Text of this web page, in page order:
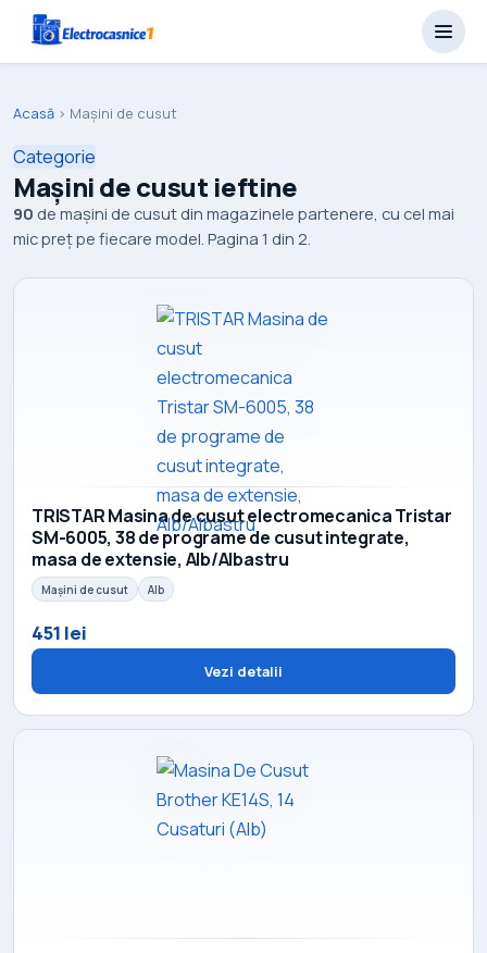
Acasă › Mașini de cusut
Categorie
Mașini de cusut ieftine
90 de mașini de cusut din magazinele partenere, cu cel mai
mic preț pe fiecare model. Pagina 1 din 2.
TRISTAR Masina de cusut electromecanica Tristar
SM-6005, 38 de programe de cusut integrate,
masa de extensie, Alb/Albastru
Mașini de cusut Alb
451 lei
Vezi detalii